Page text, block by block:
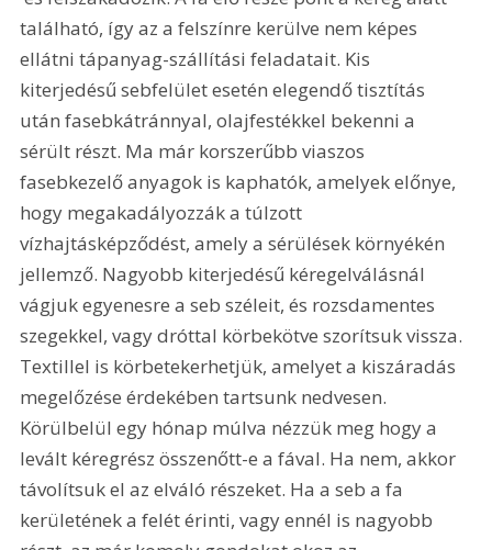
található, így az a felszínre kerülve nem képes
ellátni tápanyag-szállítási feladatait. Kis
kiterjedésű sebfelület esetén elegendő tisztítás
után fasebkátránnyal, olajfestékkel bekenni a
sérült részt. Ma már korszerűbb viaszos
fasebkezelő anyagok is kaphatók, amelyek előnye,
hogy megakadályozzák a túlzott
vízhajtásképződést, amely a sérülések környékén
jellemző. Nagyobb kiterjedésű kéregelválásnál
vágjuk egyenesre a seb széleit, és rozsdamentes
szegekkel, vagy dróttal körbekötve szorítsuk vissza.
Textillel is körbetekerhetjük, amelyet a kiszáradás
megelőzése érdekében tartsunk nedvesen.
Körülbelül egy hónap múlva nézzük meg hogy a
levált kéregrész összenőtt-e a fával. Ha nem, akkor
távolítsuk el az elváló részeket. Ha a seb a fa
kerületének a felét érinti, vagy ennél is nagyobb